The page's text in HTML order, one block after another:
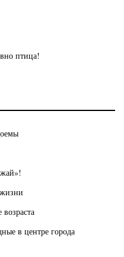
птица!
в центре города